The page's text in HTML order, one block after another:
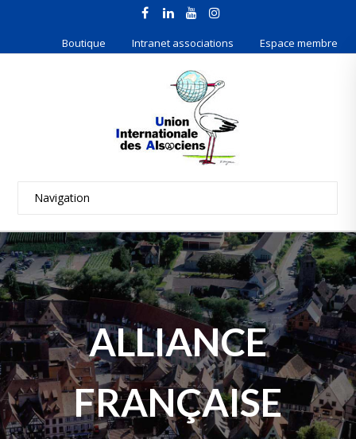
Boutique Intranet associations Espace membre
ALLIANCE
FRANÇAISE